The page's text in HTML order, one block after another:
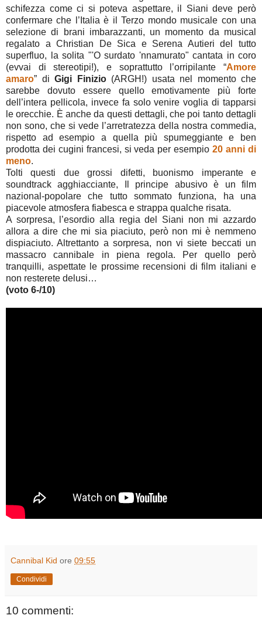
schifezza come ci si poteva aspettare, il Siani deve però
confermare che l’Italia è il Terzo mondo musicale con una
selezione di brani imbarazzanti, un momento da musical
regalato a Christian De Sica e Serena Autieri del tutto
superfluo, la solita "'O surdato 'nnamurato" cantata in coro
(evvai di stereotipi!), e soprattutto l’orripilante “Amore
amaro” di Gigi Finizio(ARGH!) usata nel momento che
sarebbe dovuto essere quello emotivamente più forte
dell’intera pellicola, invece fa solo venire voglia di tapparsi
le orecchie. È anche da questi dettagli, che poi tanto dettagli
non sono, che si vede l’arretratezza della nostra commedia,
rispetto ad esempio a quella più spumeggiante e ben
prodotta dei cugini francesi, si veda per esempio20 anni di
meno.
Tolti questi due grossi difetti, buonismo imperante e
soundtrack agghiacciante, Il principe abusivo è un film
nazional-popolare che tutto sommato funziona, ha una
piacevole atmosfera fiabesca e strappa qualche risata.
A sorpresa, l’esordio alla regia del Siani non mi azzardo
allora a dire che mi sia piaciuto, però non mi è nemmeno
dispiaciuto. Altrettanto a sorpresa, non vi siete beccati un
massacro cannibale in piena regola. Per quello però
tranquilli, aspettate le prossime recensioni di film italiani e
non resterete delusi…
(voto 6-/10)
Cannibal Kid ore 09:55
Condividi
10 commenti: